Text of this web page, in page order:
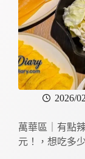
2026/
萬華區｜有點
元！，想吃多